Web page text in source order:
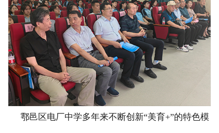
鄠邑区电厂中学多年来不断创新“美育+”的特色模